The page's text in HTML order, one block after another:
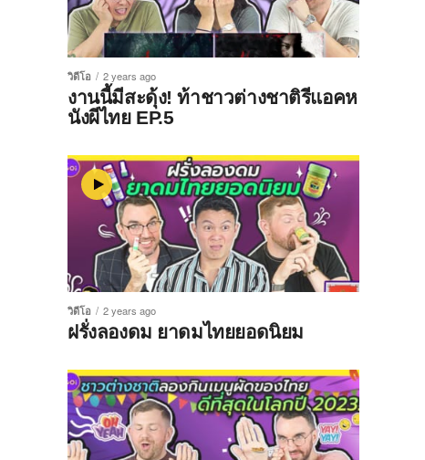
วิดีโอ 2 years ago
งานนี้มีสะดุ้ง! ท้าชาวต่างชาติรีแอคห
นังผีไทย EP.5
วิดีโอ 2 years ago
ฝรั่งลองดม ยาดมไทยยอดนิยม